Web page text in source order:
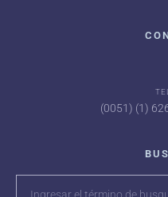
(0051) (1)